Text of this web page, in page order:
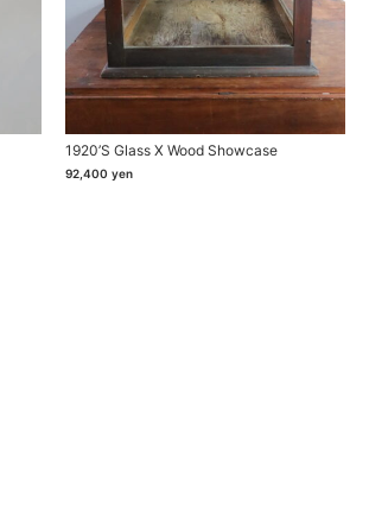
1920’s Glass X Wood Showcase
92,400 yen